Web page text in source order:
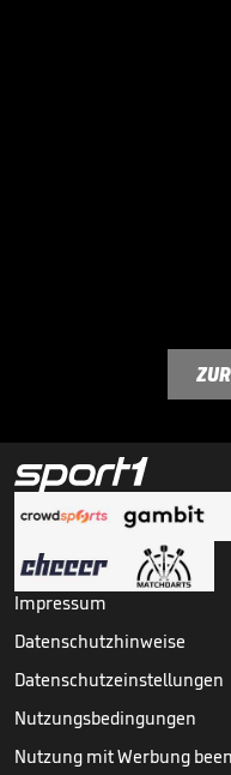
Impressum
Datenschutzhinweise
Datenschutzeinstellungen
Nutzungsbedingungen
Nutzung mit Werbung